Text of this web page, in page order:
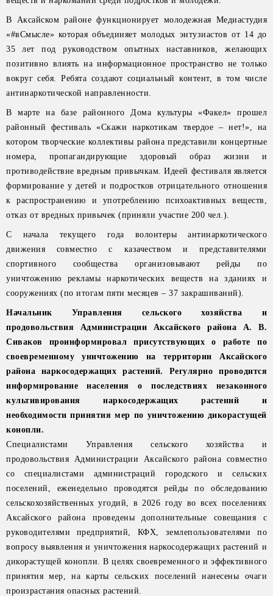
В Аксайском районе функционирует молодежная Медиастудия
«#вСмысле» которая объединяет молодых энтузиастов от 14 до
35 лет под руководством опытных наставников, желающих
позитивно влиять на информационное пространство не только
вокруг себя. Ребята создают социальный контент, в том числе
антинаркотической направленности.
В марте на базе районного Дома культуры «Факел» прошел
районный фестиваль «Скажи наркотикам твердое – нет!», на
котором творческие коллективы района представили концертные
номера, пропагандирующие здоровый образ жизни и
противодействие вредным привычкам. Идеей фестиваля является
формирование у детей и подростков отрицательного отношения
к распространению и употреблению психоактивных веществ,
отказ от вредных привычек (приняли участие 200 чел.).
С начала текущего года волонтеры антинаркотического
движения совместно с казачеством и представителями
спортивного сообщества организовывают рейды по
уничтожению рекламы наркотических веществ на зданиях и
сооружениях (по итогам пяти месяцев – 37 закрашиваний).
Начальник Управления сельского хозяйства и
продовольствия Администрации Аксайского района А. В.
Сиваков проинформировал присутствующих о работе по
своевременному уничтожению на территории Аксайского
района наркосодержащих растений. Регулярно проводится
информирование населения о последствиях незаконного
культивирования наркосодержащих растений и
необходимости принятия мер по уничтожению дикорастущей
конопли.
Специалистами Управления сельского хозяйства и
продовольствия Администрации Аксайского района совместно
со специалистами администраций городского и сельских
поселений, еженедельно проводятся рейды по обследованию
сельскохозяйственных угодий, в 2026 году во всех поселениях
Аксайского района проведены дополнительные совещания с
руководителями предприятий, КФХ, землепользователями по
вопросу выявления и уничтожения наркосодержащих растений и
дикорастущей конопли. В целях своевременного и эффективного
принятия мер, на карты сельских поселений нанесены очаги
произрастания опасных растений.